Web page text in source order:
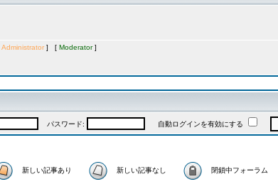
Administrator ] [ Moderator]
パスワード: 自動ログインを有効にする
新しい記事あり 新しい記事なし 閉鎖中フォーラム